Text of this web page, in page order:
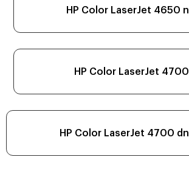
HP Color LaserJet 4650 n
HP Color LaserJet 4700
HP Color LaserJet 4700 dn